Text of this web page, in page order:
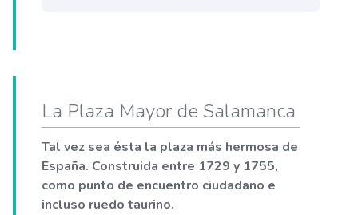
La Plaza Mayor de Salamanca
Tal vez sea ésta la plaza más hermosa de
España. Construida entre 1729 y 1755,
como punto de encuentro ciudadano e
incluso ruedo taurino.